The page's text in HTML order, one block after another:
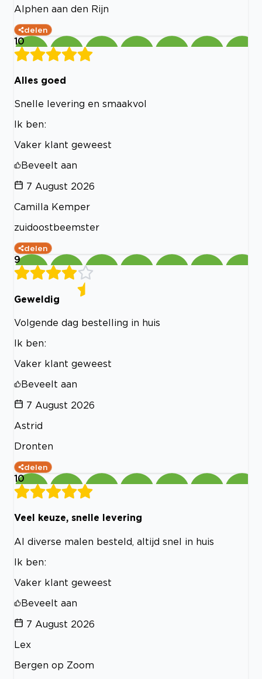
Alphen aan den Rijn
delen
10
Alles goed
Snelle levering en smaakvol
Ik ben:
Vaker klant geweest
Beveelt aan
7 August 2026
Camilla Kemper
zuidoostbeemster
delen
9
Geweldig
Volgende dag bestelling in huis
Ik ben:
Vaker klant geweest
Beveelt aan
7 August 2026
Astrid
Dronten
delen
10
Veel keuze, snelle levering
Al diverse malen besteld, altijd snel in huis
Ik ben:
Vaker klant geweest
Beveelt aan
7 August 2026
Lex
Bergen op Zoom